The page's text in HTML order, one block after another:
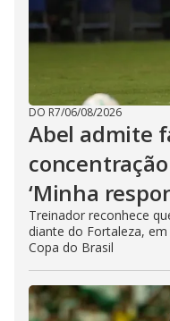
DO R7/06/08/2026
Abel admite
‘Minha
Treinador reconhece
diante do Fortaleza,
Copa do Brasil